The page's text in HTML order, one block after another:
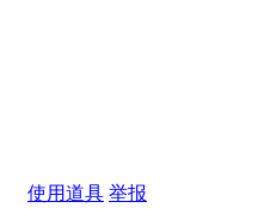
使用道具 举报